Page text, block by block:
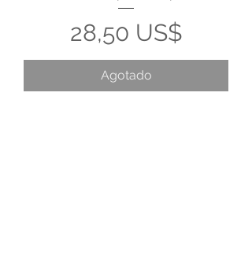
Precio
28,50 US$
Agotado